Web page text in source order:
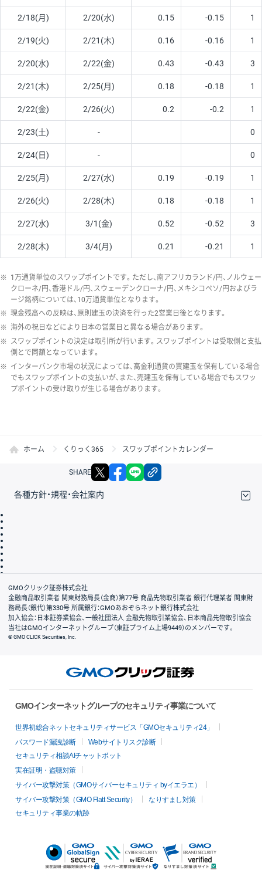
2/18(月) 2/20(水) 0.15 -0.15 1
2/19(火) 2/21(木) 0.16 -0.16 1
2/20(水) 2/22(金) 0.43 -0.43 3
2/21(木) 2/25(月) 0.18 -0.18 1
2/22(金) 2/26(火) 0.2 -0.2 1
2/23(土) - 0
2/24(日) - 0
2/25(月) 2/27(水) 0.19 -0.19 1
2/26(火) 2/28(木) 0.18 -0.18 1
2/27(水) 3/1(金) 0.52 -0.52 3
2/28(木) 3/4(月) 0.21 -0.21 1
※ 1万通貨単位のスワップポイントです。ただし、南アフリカランド/円、ノルウェー
クローネ/円、香港ドル/円、スウェーデンクローナ/円、メキシコペソ/円およびラ
ージ銘柄については、10万通貨単位となります。
※ 現金残高への反映は、原則建玉の決済を行った2営業日後となります。
※ 海外の祝日などにより日本の営業日と異なる場合があります。
※ スワップポイントの決定は取引所が行います。スワップポイントは受取側と支払
側とで同額となっています。
※ インターバンク市場の状況によっては、高金利通貨の買建玉を保有している場合
でもスワップポイントの支払いが、また、売建玉を保有している場合でもスワッ
プポイントの受け取りが生じる場合があります。
ホーム くりっく365 スワップポイントカレンダー
SHARE X facebook
各種方針・規程・会社案内
会社案内
GMOクリック証券株式会社
金融商品取引業者 関東財務局長（金商）第77号 商品先物取引業者 銀行代理業者 関東財
務局長（銀代）第330号 所属銀行：GMOあおぞらネット銀行株式会社
加入協会：日本証券業協会、一般社団法人 金融先物取引業協会、日本商品先物取引協会
当社はGMOインターネットグループ（東証プライム上場9449）のメンバーです。
© GMO CLICK Securities, Inc.
GMOインターネットグループのセキュリティ事業について
世界初総合ネットセキュリティサービス「GMOセキュリティ24」
パスワード漏洩診断
Webサイトリスク診断
セキュリティ相談AIチャットボット
実在証明・盗聴対策
サイバー攻撃対策（GMOサイバーセキュリティ byイエラエ）
サイバー攻撃対策（GMO Flatt Security）
なりすまし対策
セキュリティ事業の軌跡